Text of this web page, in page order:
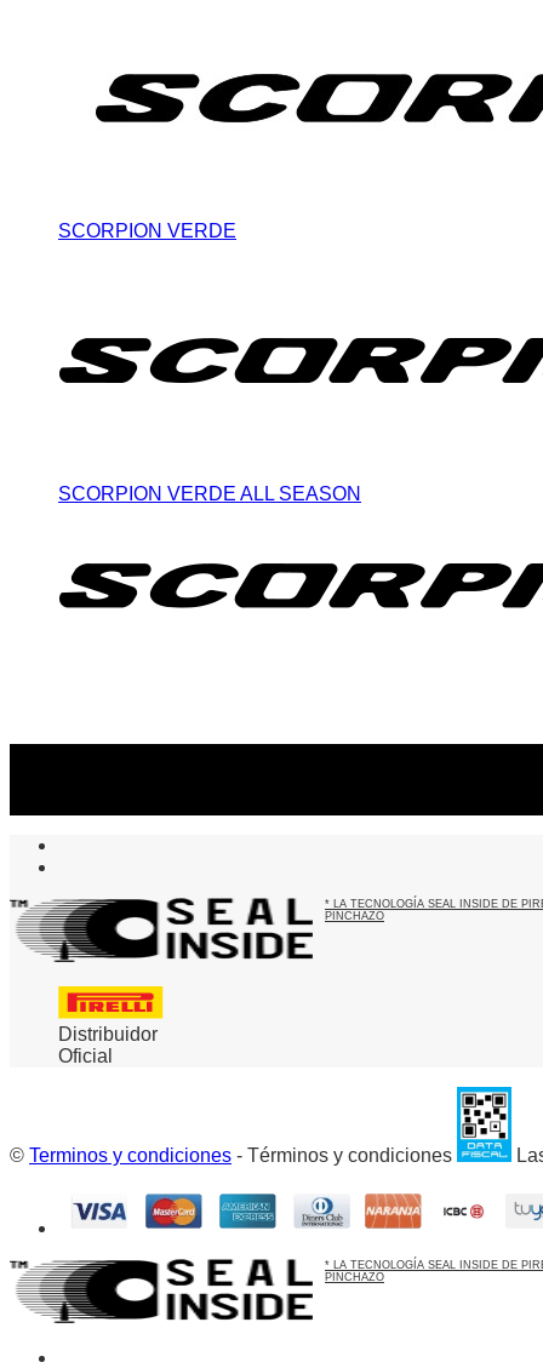
SCORPION VERDE
SCORPION VERDE ALL SEASON
* LA TECNOLOGÍA SEAL INSIDE DE
PINCHAZO
Distribuidor
Oficial
© Terminos y condiciones - Términos y condiciones
* LA TECNOLOGÍA SEAL INSIDE DE
PINCHAZO